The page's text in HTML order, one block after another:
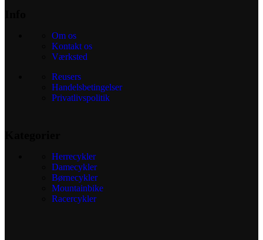
Om os
Kontakt os
Værksted
Reusers
Handelsbetingelser
Privatlivspolitik
Herrecykler
Damecykler
Børnecykler
Mountainbike
Racercykler